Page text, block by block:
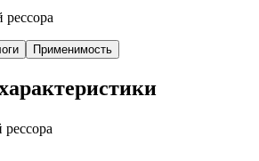
Применимость